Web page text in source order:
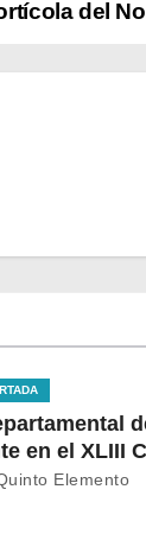
del
en el XLIII
Montevideo
Elemento